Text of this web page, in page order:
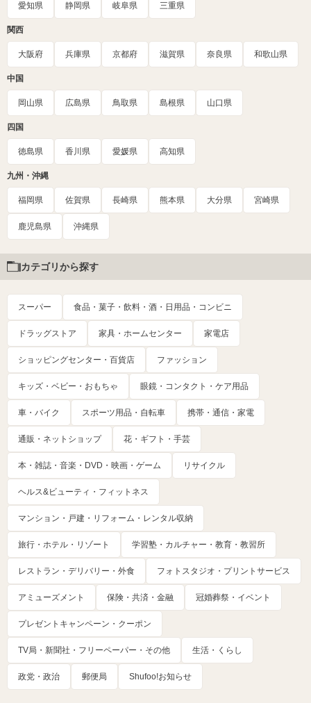
愛知県 静岡県 岐阜県 三重県
関西
大阪府 兵庫県 京都府 滋賀県 奈良県 和歌山県
中国
岡山県 広島県 鳥取県 島根県 山口県
四国
徳島県 香川県 愛媛県 高知県
九州・沖縄
福岡県 佐賀県 長崎県 熊本県 大分県 宮崎県
鹿児島県 沖縄県
カテゴリから探す
スーパー 食品・菓子・飲料・酒・日用品・コンビニ
ドラッグストア 家具・ホームセンター 家電店
ショッピングセンター・百貨店 ファッション
キッズ・ベビー・おもちゃ 眼鏡・コンタクト・ケア用品
車・バイク スポーツ用品・自転車 携帯・通信・家電
通販・ネットショップ 花・ギフト・手芸
本・雑誌・音楽・DVD・映画・ゲーム リサイクル
ヘルス&ビューティ・フィットネス
マンション・戸建・リフォーム・レンタル収納
旅行・ホテル・リゾート 学習塾・カルチャー・教育・教習所
レストラン・デリバリー・外食 フォトスタジオ・プリントサービス
アミューズメント 保険・共済・金融 冠婚葬祭・イベント
プレゼントキャンペーン・クーポン
TV局・新聞社・フリーペーパー・その他 生活・くらし
政党・政治 郵便局 Shufoo!お知らせ